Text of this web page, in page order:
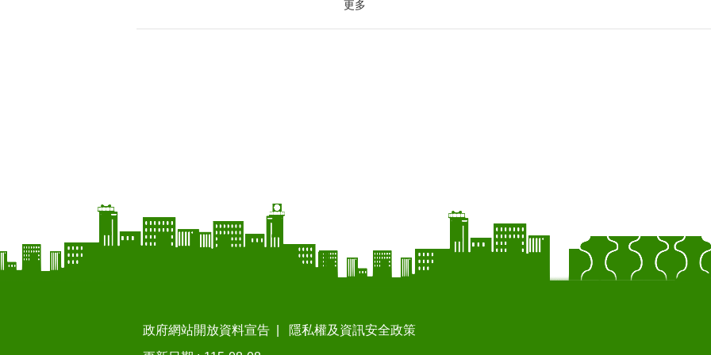
更多
政府網站開放資料宣告
隱私權及資訊安全政策